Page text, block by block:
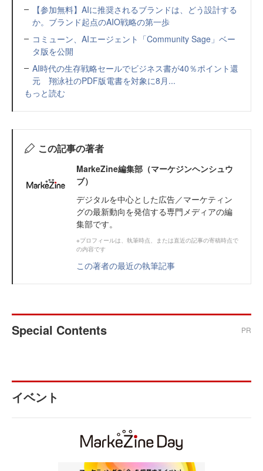
【参加無料】AIに推奨されるブランドは、どう設計する
か。ブランド起点のAIO戦略の第一歩
コミューン、AIエージェント「Community Sage」ベー
タ版を公開
AI時代の生存戦略セールでビジネス書が40％ポイント還
元 翔泳社のPDF版電書を対象に8月...
もっと読む
この記事の著者
MarkeZine編集部（マーケジンヘンシュウ
ブ）
デジタルを中心とした広告／マーケティン
グの最新動向を発信する専門メディアの編
集部です。
※プロフィールは、執筆時点、または直近の記事の寄稿時点で
の内容です
この著者の最近の執筆記事
Special Contents PR
イベント